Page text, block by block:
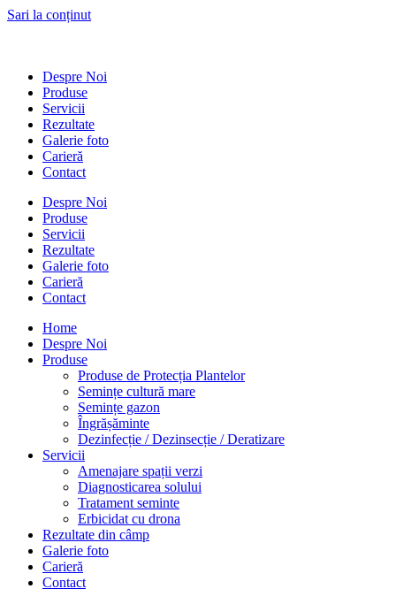
Sari la conținut
Despre Noi
Produse
Servicii
Rezultate
Galerie foto
Carieră
Contact
Despre Noi
Produse
Servicii
Rezultate
Galerie foto
Carieră
Contact
Home
Despre Noi
Produse
Produse de Protecția Plantelor
Semințe cultură mare
Semințe gazon
Îngrășăminte
Dezinfecție / Dezinsecție / Deratizare
Servicii
Amenajare spații verzi
Diagnosticarea solului
Tratament seminte
Erbicidat cu drona
Rezultate din câmp
Galerie foto
Carieră
Contact